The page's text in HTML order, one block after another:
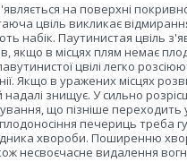
на поверхні
цвіль викликає
набік. Паутинистая цвіль
якщо в місцях плям немає
цвілі легко
Якщо в уражених місцях
надалі знищує. У сильно
що пізніше
печериць треба
хвороби. Поширенню
несвоєчасне видалення